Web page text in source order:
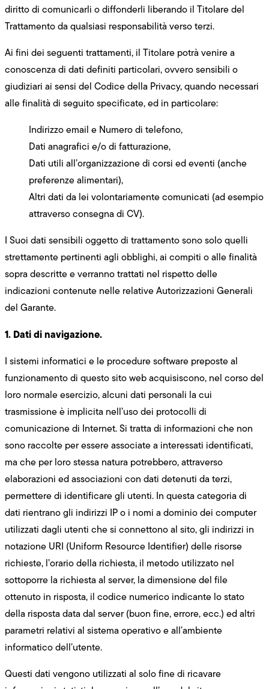
diritto di comunicarli o diffonderli liberando il Titolare del
Trattamento da qualsiasi responsabilità verso terzi.
Ai fini dei seguenti trattamenti, il Titolare potrà venire a
conoscenza di dati definiti particolari, ovvero sensibili o
giudiziari ai sensi del Codice della Privacy, quando necessari
alle finalità di seguito specificate, ed in particolare:
Indirizzo email e Numero di telefono,
Dati anagrafici e/o di fatturazione,
Dati utili all’organizzazione di corsi ed eventi (anche
preferenze alimentari),
Altri dati da lei volontariamente comunicati (ad esempio
attraverso consegna di CV).
I Suoi dati sensibili oggetto di trattamento sono solo quelli
strettamente pertinenti agli obblighi, ai compiti o alle finalità
sopra descritte e verranno trattati nel rispetto delle
indicazioni contenute nelle relative Autorizzazioni Generali
del Garante.
1. Dati di navigazione.
I sistemi informatici e le procedure software preposte al
funzionamento di questo sito web acquisiscono, nel corso del
loro normale esercizio, alcuni dati personali la cui
trasmissione è implicita nell’uso dei protocolli di
comunicazione di Internet. Si tratta di informazioni che non
sono raccolte per essere associate a interessati identificati,
ma che per loro stessa natura potrebbero, attraverso
elaborazioni ed associazioni con dati detenuti da terzi,
permettere di identificare gli utenti. In questa categoria di
dati rientrano gli indirizzi IP o i nomi a dominio dei computer
utilizzati dagli utenti che si connettono al sito, gli indirizzi in
notazione URI (Uniform Resource Identifier) delle risorse
richieste, l’orario della richiesta, il metodo utilizzato nel
sottoporre la richiesta al server, la dimensione del file
ottenuto in risposta, il codice numerico indicante lo stato
della risposta data dal server (buon fine, errore, ecc.) ed altri
parametri relativi al sistema operativo e all’ambiente
informatico dell’utente.
Questi dati vengono utilizzati al solo fine di ricavare